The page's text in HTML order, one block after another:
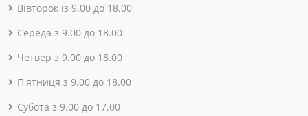
Вівторок із 9.00 до 18.00
Середа з 9.00 до 18.00
Четвер з 9.00 до 18.00
П'ятниця з 9.00 до 18.00
Субота з 9.00 до 17.00